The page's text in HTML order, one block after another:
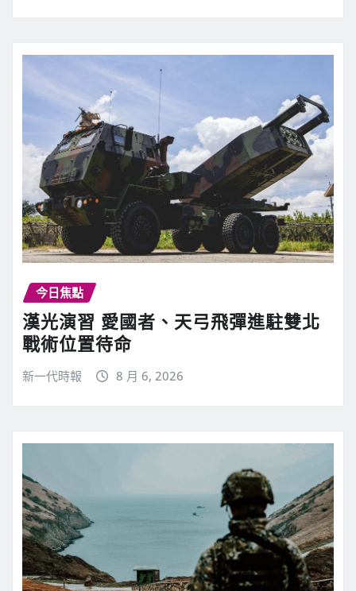
今日焦點
漢光演習 愛國者、天弓飛彈進駐雙北
戰術位置待命
新一代時報 8 月 6, 2026